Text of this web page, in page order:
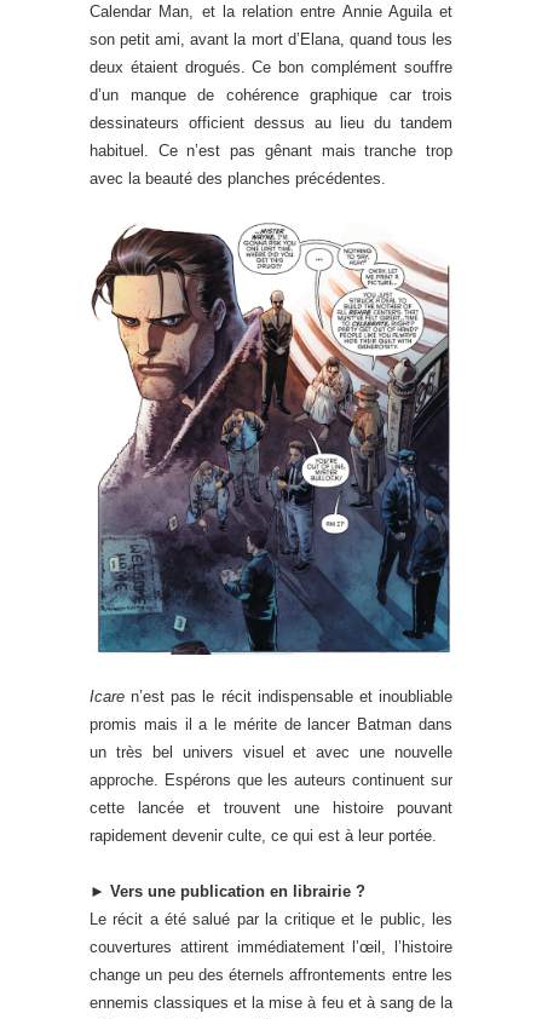
Calendar Man, et la relation entre Annie Aguila et
son petit ami, avant la mort d’Elana, quand tous les
deux étaient drogués. Ce bon complément souffre
d’un manque de cohérence graphique car trois
dessinateurs officient dessus au lieu du tandem
habituel. Ce n’est pas gênant mais tranche trop
avec la beauté des planches précédentes.
Icare n’est pas le récit indispensable et inoubliable
promis mais il a le mérite de lancer Batman dans
un très bel univers visuel et avec une nouvelle
approche. Espérons que les auteurs continuent sur
cette lancée et trouvent une histoire pouvant
rapidement devenir culte, ce qui est à leur portée.
► Vers une publication en librairie ?
Le récit a été salué par la critique et le public, les
couvertures attirent immédiatement l’œil, l’histoire
change un peu des éternels affrontements entre les
ennemis classiques et la mise à feu et à sang de la